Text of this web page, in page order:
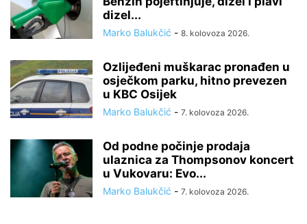
dizel...
Marko Balukčić - 8. kolovoza 2026.
Ozlijeđeni muškarac pronađen u
osječkom parku, hitno prevezen
u KBC Osijek
Marko Balukčić - 7. kolovoza 2026.
Od podne počinje prodaja
ulaznica za Thompsonov koncert
u Vukovaru: Evo...
Marko Balukčić - 7. kolovoza 2026.